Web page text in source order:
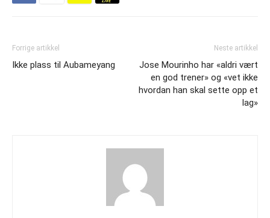
Forrige artikkel
Ikke plass til Aubameyang
Neste artikkel
Jose Mourinho har «aldri vært
en god trener» og «vet ikke
hvordan han skal sette opp et
lag»